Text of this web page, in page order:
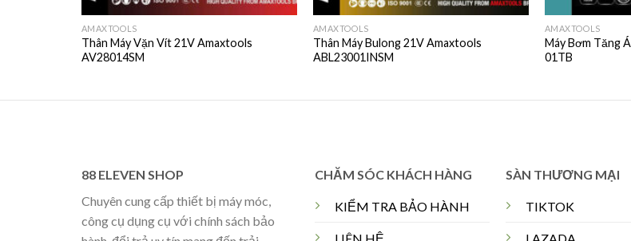
AMAXTOOLS
Thân Máy Vặn Vít 21V Amaxtools
AV28014SM
AMAXTOOLS
Thân Máy Bulong 21V Amaxtools
ABL23001INSM
AMAXTOOLS
Máy Bơm Tăng
01TB
88 ELEVEN SHOP
Chuyên cung cấp thiết bị máy móc,
công cụ dụng cụ với chính sách bảo
CHĂM SÓC KHÁCH HÀNG
KIỂM TRA BẢO HÀNH
LIÊN HỆ
SÀN THƯƠNG MẠI
TIKTOK
LAZADA